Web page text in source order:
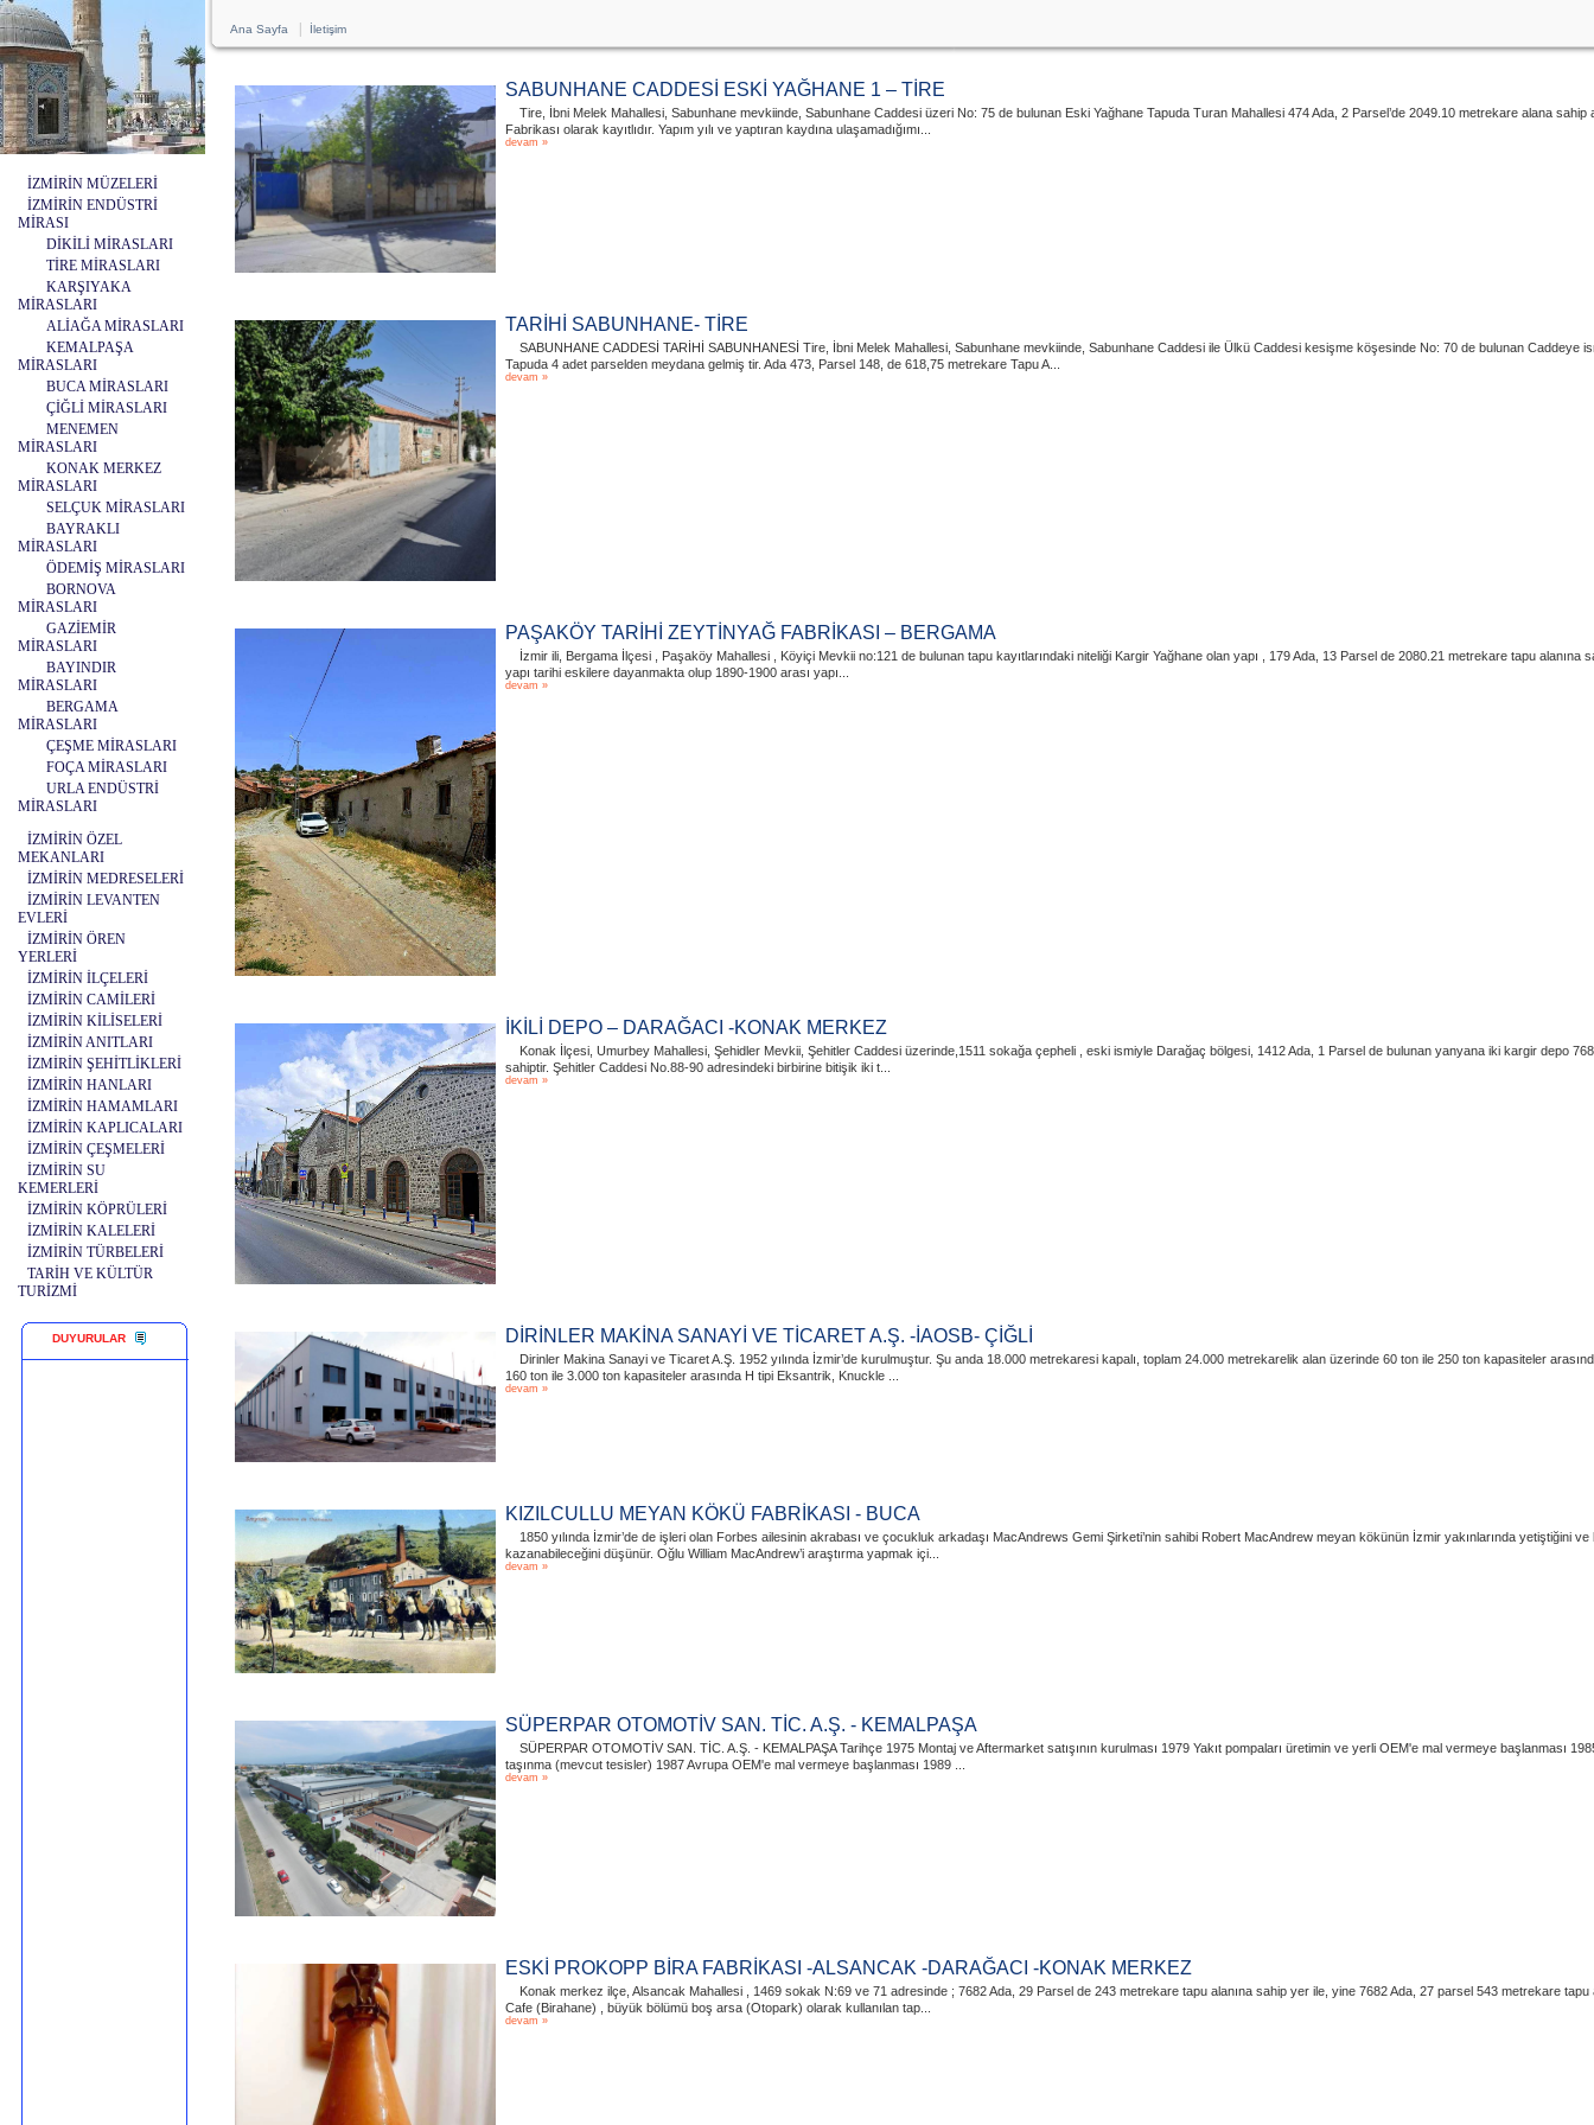
İZMİRİN MÜZELERİ
İZMİRİN ENDÜSTRİ
MİRASI
DİKİLİ MİRASLARI
TİRE MİRASLARI
KARŞIYAKA
MİRASLARI
ALİAĞA MİRASLARI
KEMALPAŞA
MİRASLARI
BUCA MİRASLARI
ÇİĞLİ MİRASLARI
MENEMEN
MİRASLARI
KONAK MERKEZ
MİRASLARI
SELÇUK MİRASLARI
BAYRAKLI
MİRASLARI
ÖDEMİŞ MİRASLARI
BORNOVA
MİRASLARI
GAZİEMİR
MİRASLARI
BAYINDIR
MİRASLARI
BERGAMA
MİRASLARI
ÇEŞME MİRASLARI
FOÇA MİRASLARI
URLA ENDÜSTRİ
MİRASLARI
İZMİRİN ÖZEL
MEKANLARI
İZMİRİN MEDRESELERİ
İZMİRİN LEVANTEN
EVLERİ
İZMİRİN ÖREN
YERLERİ
İZMİRİN İLÇELERİ
İZMİRİN CAMİLERİ
İZMİRİN KİLİSELERİ
İZMİRİN ANITLARI
İZMİRİN ŞEHİTLİKLERİ
İZMİRİN HANLARI
İZMİRİN HAMAMLARI
İZMİRİN KAPLICALARI
İZMİRİN ÇEŞMELERİ
İZMİRİN SU
KEMERLERİ
İZMİRİN KÖPRÜLERİ
İZMİRİN KALELERİ
İZMİRİN TÜRBELERİ
TARİH VE KÜLTÜR
TURİZMİ
DUYURULAR
Ana Sayfa İletişim
SABUNHANE CADDESİ ESKİ YAĞHANE 1 – TİRE
Tire, İbni Melek Mahallesi, Sabunhane mevkiinde, Sabunhane Caddesi üzeri No: 75 de bulunan Eski Yağhane Tapuda Turan Mahallesi 474 Ada, 2 Parsel’de 2049.10 metrekare alana sahip
Fabrikası olarak kayıtlıdır. Yapım yılı ve yaptıran kaydına ulaşamadığımı...
devam »
TARİHİ SABUNHANE- TİRE
SABUNHANE CADDESİ TARİHİ SABUNHANESİ Tire, İbni Melek Mahallesi, Sabunhane mevkiinde, Sabunhane Caddesi ile Ülkü Caddesi kesişme köşesinde No: 70 de bulunan Caddeye
Tapuda 4 adet parselden meydana gelmiş tir. Ada 473, Parsel 148, de 618,75 metrekare Tapu A...
devam »
PAŞAKÖY TARİHİ ZEYTİNYAĞ FABRİKASI – BERGAMA
İzmir ili, Bergama İlçesi , Paşaköy Mahallesi , Köyiçi Mevkii no:121 de bulunan tapu kayıtlarındaki niteliği Kargir Yağhane olan yapı , 179 Ada, 13 Parsel de 2080.21 metrekare tapu alanına
yapı tarihi eskilere dayanmakta olup 1890-1900 arası yapı...
devam »
İKİLİ DEPO – DARAĞACI -KONAK MERKEZ
Konak İlçesi, Umurbey Mahallesi, Şehidler Mevkii, Şehitler Caddesi üzerinde,1511 sokağa çepheli , eski ismiyle Darağaç bölgesi, 1412 Ada, 1 Parsel de bulunan yanyana iki kargir depo
sahiptir. Şehitler Caddesi No.88-90 adresindeki birbirine bitişik iki t...
devam »
DİRİNLER MAKİNA SANAYİ VE TİCARET A.Ş. -İAOSB- ÇİĞLİ
Dirinler Makina Sanayi ve Ticaret A.Ş. 1952 yılında İzmir’de kurulmuştur. Şu anda 18.000 metrekaresi kapalı, toplam 24.000 metrekarelik alan üzerinde 60 ton ile 250 ton kapasiteler
160 ton ile 3.000 ton kapasiteler arasında H tipi Eksantrik, Knuckle ...
devam »
KIZILCULLU MEYAN KÖKÜ FABRİKASI - BUCA
1850 yılında İzmir’de de işleri olan Forbes ailesinin akrabası ve çocukluk arkadaşı MacAndrews Gemi Şirketi’nin sahibi Robert MacAndrew meyan kökünün İzmir yakınlarında yetiştiğini
kazanabileceğini düşünür. Oğlu William MacAndrew’i araştırma yapmak içi...
devam »
SÜPERPAR OTOMOTİV SAN. TİC. A.Ş. - KEMALPAŞA
SÜPERPAR OTOMOTİV SAN. TİC. A.Ş. - KEMALPAŞA Tarihçe 1975 Montaj ve Aftermarket satışının kurulması 1979 Yakıt pompaları üretimin ve yerli OEM'e mal vermeye başlanması
taşınma (mevcut tesisler) 1987 Avrupa OEM'e mal vermeye başlanması 1989 ...
devam »
ESKİ PROKOPP BİRA FABRİKASI -ALSANCAK -DARAĞACI -KONAK MERKEZ
Konak merkez ilçe, Alsancak Mahallesi , 1469 sokak N:69 ve 71 adresinde ; 7682 Ada, 29 Parsel de 243 metrekare tapu alanına sahip yer ile, yine 7682 Ada, 27 parsel 543 metrekare tapu
Cafe (Birahane) , büyük bölümü boş arsa (Otopark) olarak kullanılan tap...
devam »